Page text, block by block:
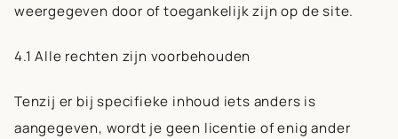
weergegeven door of toegankelijk zijn op de site.
4.1 Alle rechten zijn voorbehouden
Tenzij er bij specifieke inhoud iets anders is
aangegeven, wordt je geen licentie of enig ander